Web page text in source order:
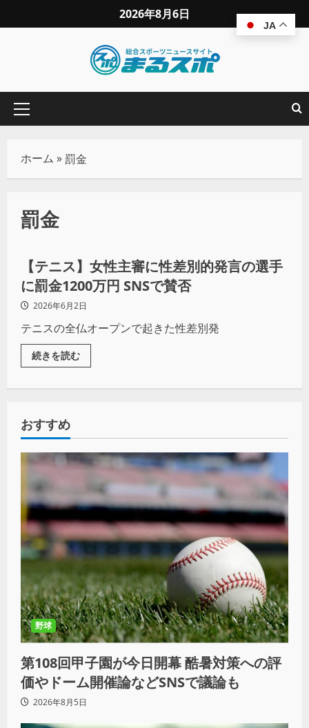
2026年8月6日
ホーム »罰金
罰金
その他球技
【テニス】女性主審に性差別的発言の選手
に罰金1200万円 SNSで賛否
2026年6月2日
テニスの全仏オープンで起きた性差別発
続きを読む
おすすめ
野球
第108回甲子園が今日開幕 酷暑対策への評
価やドーム開催論などSNSで議論も
2026年8月5日
JA